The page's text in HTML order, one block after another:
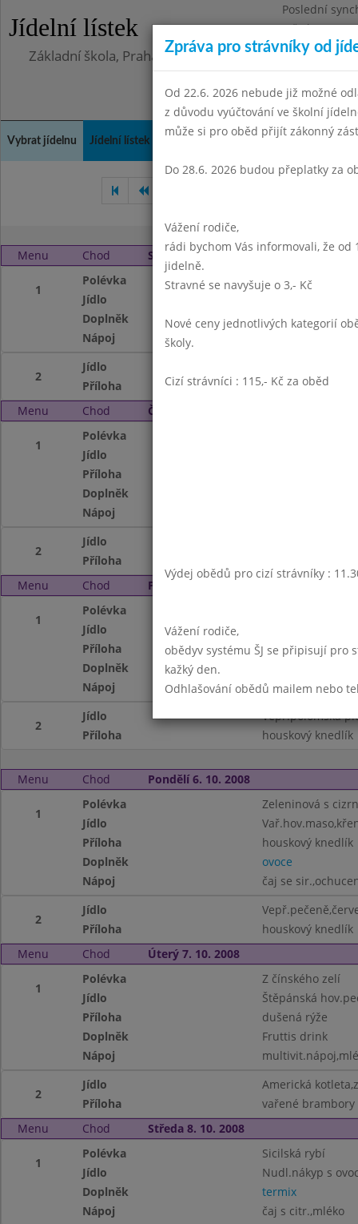
Jídelní lístek
Poslední
Středa
Základní škola, Praha 4, Na Líše 16
Vybrat jídelnu Jídelní lístek Kontakty a informace
Menu Chod Středa 1. 10. 2008
1
Polévka
Hovězí s masem
Jídlo
Doplněk
ovoce
Nápoj
2
Jídlo
Příloha
červená řepa
Menu
Chod Čtvrtek 2. 10. 2008
1
Polévka
Jídlo
Příloha
Doplněk
Nápoj
2
Jídlo
Příloha
Menu
Chod Pátek 3. 10. 2008
1
Polévka
Jídlo
Příloha
bramborová kaše
Doplněk
Nápoj
ovocný čaj,mléko
2
Jídlo
Vepř.polomská
Příloha
houskový knedlík
Menu Chod Pondělí 6. 10. 2008
1
Polévka
Zeleninová s
Jídlo
Příloha
houskový knedlík
Doplněk
ovoce
Nápoj
čaj se
2
Jídlo
Příloha
houskový knedlík
Menu
Chod Úterý 7. 10. 2008
1
Polévka
Z čínského zelí
Jídlo
Štěpánská
Příloha
dušená rýže
Doplněk
Fruttis drink
Nápoj
2
Jídlo
Americká
Příloha
vařené brambory
Menu
Chod Středa 8. 10. 2008
1
Polévka
Sicilská rybí
Jídlo
Nudl.nákyp s
Doplněk
termix
Nápoj
čaj s citr.,mléko
Zpráva pro strávníky od
Od 22.6. 2026 nebude již možné
z důvodu vyúčtování ve školní
může si pro oběd přijít zákonný
Do 28.6. 2026 budou přeplatky za
Vážení rodiče,
rádi bychom Vás informovali, že od
jidelně.
Stravné se navyšuje o 3,- Kč
Nové ceny jednotlivých kategorií
školy.
Cizí strávníci : 115,- Kč za oběd
Výdej obědů pro cizí strávníky :
Vážení rodiče,
obědyv systému ŠJ se připisují pro
kažký den.
Odhlašování obědů mailem nebo